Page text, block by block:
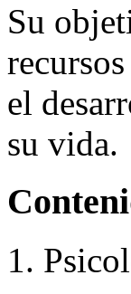
Su
el
su vida.
1.